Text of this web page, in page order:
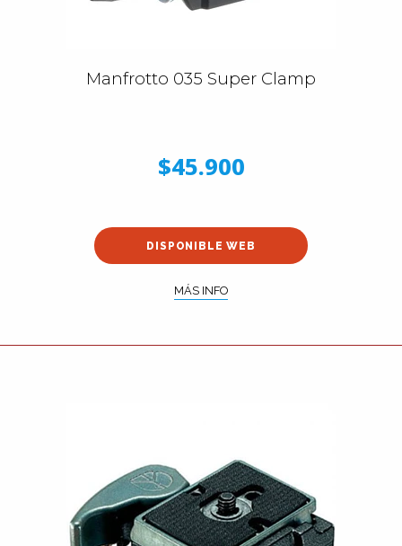
Manfrotto 035 Super Clamp
$45.900
DISPONIBLE WEB
MÁS INFO